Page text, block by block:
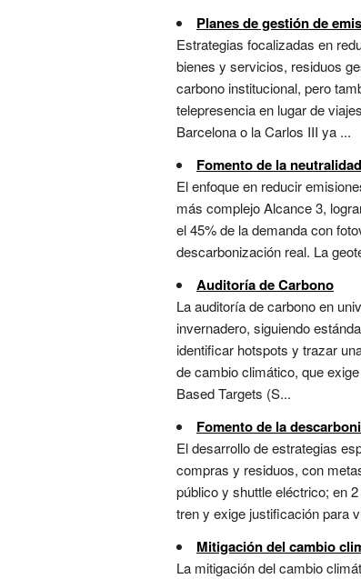
Planes de gestión de
Estrategias focalizadas en
bienes y servicios, residuos
carbono institucional, pero
telepresencia en lugar de
Barcelona o la Carlos III ya ...
Fomento de la
El enfoque en reducir
más complejo Alcance 3,
el 45% de la demanda con
descarbonización real. La
Auditoría de Carbono
La auditoría de carbono en
invernadero, siguiendo
identificar hotspots y trazar
de cambio climático, que
Based Targets (S...
Fomento de la
El desarrollo de estrategias
compras y residuos, con
público y shuttle eléctrico; en
tren y exige justificación para
Mitigación del cambio
La mitigación del cambio